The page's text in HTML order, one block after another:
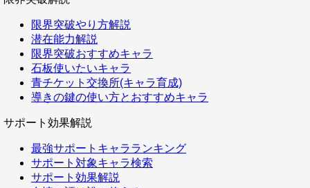
限界突破やり方解説
潜在能力解説
限界突破おすすめキャラ
石板使いたいキャラ
青チケット交換所(キャラ育成)
導きの鍵の使い方とおすすめキャラ
サポート効果解説
最強サポートキャラランキング
サポート対象キャラ検索
サポート効果解説